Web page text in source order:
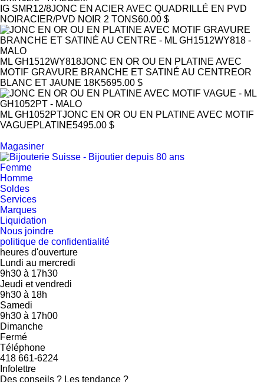
IG SMR12/8JONC EN ACIER AVEC QUADRILLÉ EN PVD
NOIRACIER/PVD NOIR 2 TONS60.00 $
ML GH1512WY818JONC EN OR OU EN PLATINE AVEC
MOTIF GRAVURE BRANCHE ET SATINÉ AU CENTREOR
BLANC ET JAUNE 18K5695.00 $
ML GH1052PTJONC EN OR OU EN PLATINE AVEC MOTIF
VAGUEPLATINE5495.00 $
Magasiner
Femme
Homme
Soldes
Services
Marques
Liquidation
Nous joindre
politique de confidentialité
heures d'ouverture
Lundi au mercredi
9h30 à 17h30
Jeudi et vendredi
9h30 à 18h
Samedi
9h30 à 17h00
Dimanche
Fermé
Téléphone
418 661-6224
Infolettre
Des conseils ? Les tendance ?